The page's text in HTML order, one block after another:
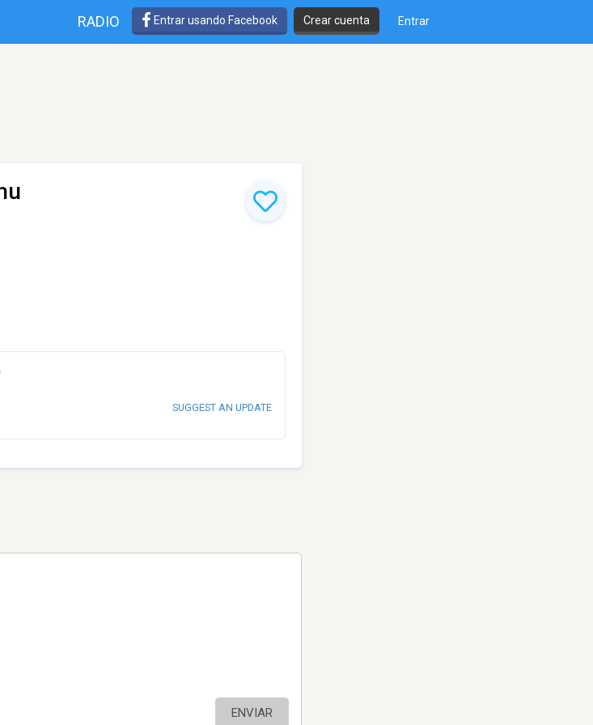
RADIO Entrar usando Facebook Crear cuenta Entrar
SUGGEST AN UPDATE
ENVIAR